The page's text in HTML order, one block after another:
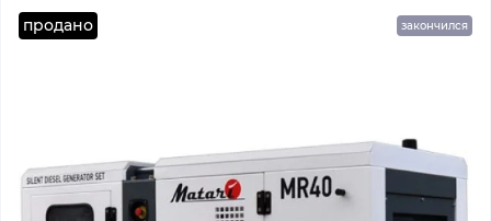
продано закончился